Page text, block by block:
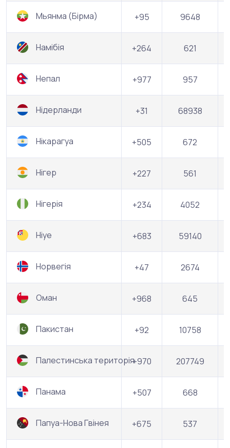
Мьянма (Бірма) +95 9648
Намібія +264 621
Непал +977 957
Нідерланди +31 68938
Нікарагуа +505 672
Нігер +227 561
Нігерія +234 4052
Ніуе +683 59140
Норвегія +47 2674
Оман +968 645
Пакистан +92 10758
Палестинська територія+970 207749
Панама +507 668
Папуа-Нова Гвінея +675 537